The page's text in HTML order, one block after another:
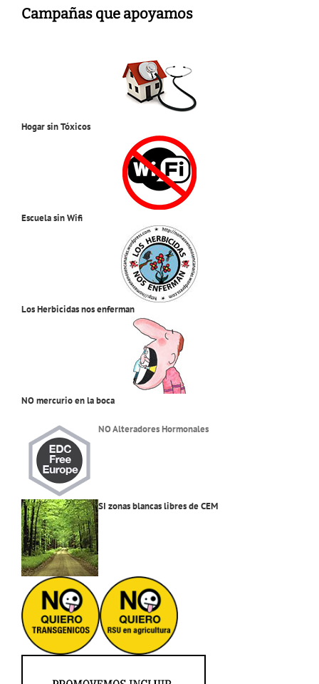
Campañas que apoyamos
Hogar sin Tóxicos
Escuela sin Wifi
Los Herbicidas nos enferman
NO mercurio en la boca
NO Alteradores Hormonales
SI zonas blancas libres de CEM